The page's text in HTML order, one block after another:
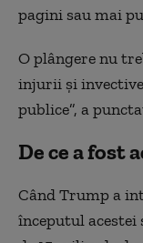
pagini sau mai
O plângere nu
injurii şi
publice”, a
De ce a fost
Când Trump a
începutul